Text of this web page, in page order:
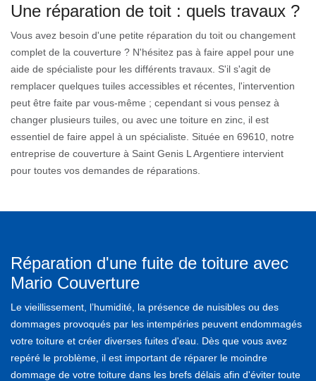
Une réparation de toit : quels travaux ?
Vous avez besoin d'une petite réparation du toit ou changement
complet de la couverture ? N'hésitez pas à faire appel pour une
aide de spécialiste pour les différents travaux. S'il s'agit de
remplacer quelques tuiles accessibles et récentes, l'intervention
peut être faite par vous-même ; cependant si vous pensez à
changer plusieurs tuiles, ou avec une toiture en zinc, il est
essentiel de faire appel à un spécialiste. Située en 69610, notre
entreprise de couverture à Saint Genis L Argentiere intervient
pour toutes vos demandes de réparations.
Réparation d'une fuite de toiture avec
Mario Couverture
Le vieillissement, l’humidité, la présence de nuisibles ou des
dommages provoqués par les intempéries peuvent endommagés
votre toiture et créer diverses fuites d'eau. Dès que vous avez
repéré le problème, il est important de réparer le moindre
dommage de votre toiture dans les brefs délais afin d'éviter toute